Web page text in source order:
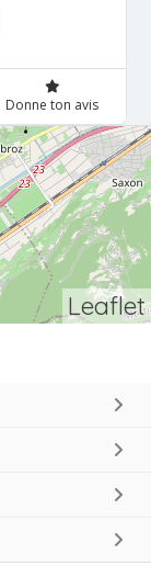
Donne ton avis
Leaflet